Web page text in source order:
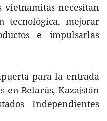
vietnamitas necesitan
tecnológica, mejorar
e impulsarlas
para la entrada
en Belarús, Kazajstán
Independientes